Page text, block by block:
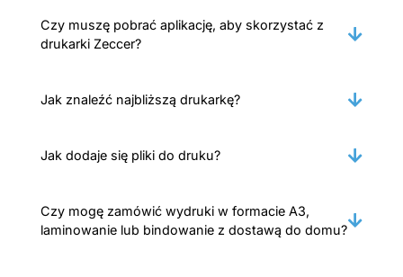
Czy muszę pobrać aplikację, aby skorzystać z
drukarki Zeccer?
Jak znaleźć najbliższą drukarkę?
Jak dodaje się pliki do druku?
Czy mogę zamówić wydruki w formacie A3,
laminowanie lub bindowanie z dostawą do domu?